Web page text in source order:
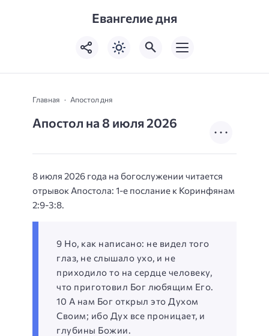
Евангелие дня
Главная Апостол дня
Апостол на 8 июля 2026
8 июля 2026 года на богослужении читается
отрывок Апостола: 1-е послание к Коринфянам
2:9-3:8.
9 Но, как написано: не видел того
глаз, не слышало ухо, и не
приходило то на сердце человеку,
что приготовил Бог любящим Его.
10 А нам Бог открыл это Духом
Своим; ибо Дух все проницает, и
глубины Божии.